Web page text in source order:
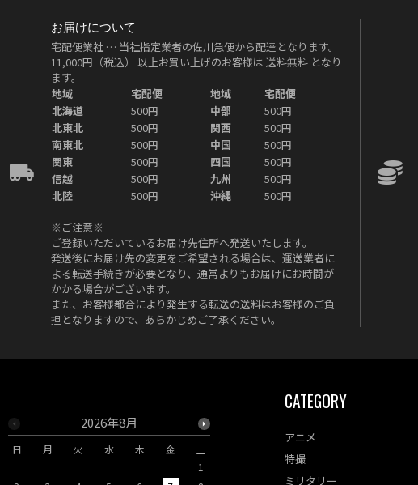
お届けについて
宅配便業社 … 当社指定業者の佐川急便から配達となります。
11,000円（税込）
以上お買い上げのお客様は 送料無料となり
ます。
地域
宅配便 地域
宅配便
北海道
500円 中部
500円
北東北
500円 関西
500円
南東北
500円 中国
500円
関東
500円 四国
500円
信越
500円 九州
500円
北陸
500円 沖縄 500円
※ご注意※
ご登録いただいているお届け先住所へ発送いたします。
発送後にお届け先の変更をご希望される場合は、運送業者に
よる転送手続きが必要となり、通常よりもお届けにお時間が
かかる場合がございます。
また、お客様都合により発生する転送の送料はお客様のご負
担となりますので、あらかじめご了承ください。
2026年8月
日 月 火 水 木 金
土
1
CATEGORY
アニメ
特撮
ミリタリー